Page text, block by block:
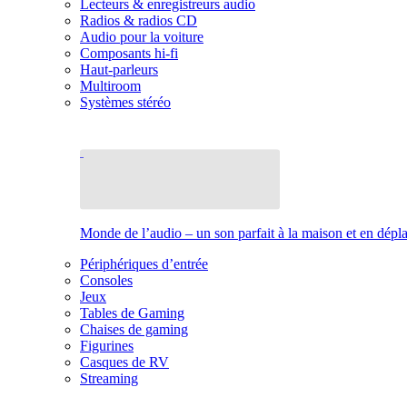
Lecteurs & enregistreurs audio
Radios & radios CD
Audio pour la voiture
Composants hi-fi
Haut-parleurs
Multiroom
Systèmes stéréo
Monde de l’audio – un son parfait à la maison et en
Périphériques d’entrée
Consoles
Jeux
Tables de Gaming
Chaises de gaming
Figurines
Casques de RV
Streaming